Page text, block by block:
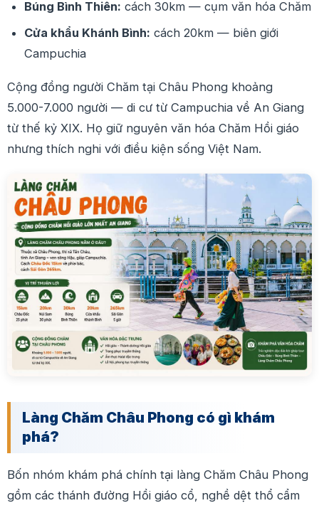
Búng Bình Thiên: cách 30km — cụm văn hóa Chăm
Cửa khẩu Khánh Bình: cách 20km — biên giới
Campuchia
Cộng đồng người Chăm tại Châu Phong khoảng
5.000-7.000 người — di cư từ Campuchia về An Giang
từ thế kỷ XIX. Họ giữ nguyên văn hóa Chăm Hồi giáo
nhưng thích nghi với điều kiện sống Việt Nam.
Làng Chăm Châu Phong có gì khám
phá?
Bốn nhóm khám phá chính tại làng Chăm Châu Phong
gồm các thánh đường Hồi giáo cổ, nghề dệt thổ cẩm